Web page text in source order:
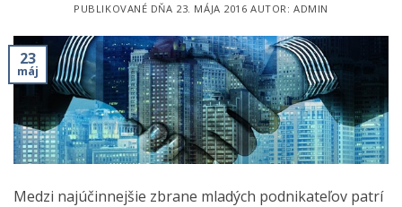
PUBLIKOVANÉ DŇA 23. MÁJA 2016 AUTOR: ADMIN
23
máj
Medzi najúčinnejšie zbrane mladých podnikateľov patrí